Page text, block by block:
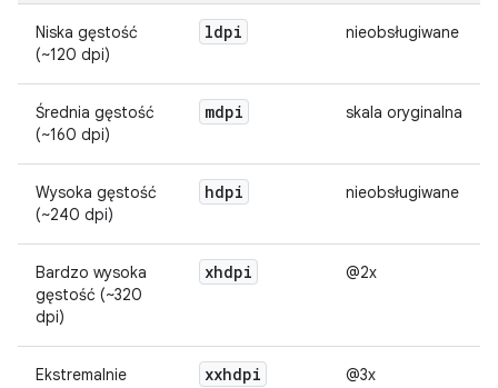
Niska gęstość
(~120 dpi)
ldpi nieobsługiwane
Średnia gęstość
(~160 dpi)
mdpi skala oryginalna
Wysoka gęstość
(~240 dpi)
hdpi nieobsługiwane
Bardzo wysoka
gęstość (~320
dpi)
xhdpi @2x
Ekstremalnie
xxhdpi @3x